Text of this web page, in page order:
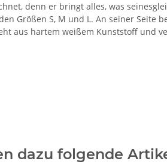
denn er bringt alles, was
Größen S, M und L. An seiner Seite
aus hartem weißem Kunststoff und
dazu folgende